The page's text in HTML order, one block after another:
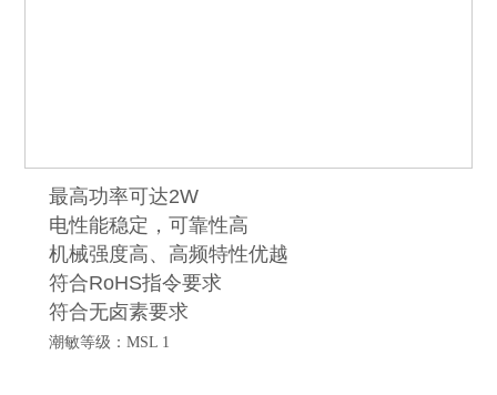
最高功率可达2W
电性能稳定，可靠性高
机械强度高、高频特性优越
符合RoHS指令要求
符合无卤素要求
潮敏等级：MSL 1